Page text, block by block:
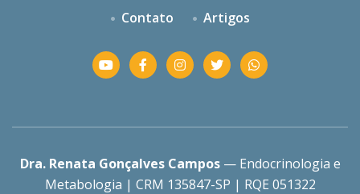
Contato
Artigos
Dra. Renata Gonçalves Campos— Endocrinologia e
Metabologia | CRM 135847-SP | RQE 051322